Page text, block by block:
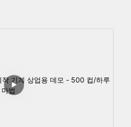
빠른 반죽 시트 기술, 다층 라미네
기능을 보여 주어 효율적이고 일